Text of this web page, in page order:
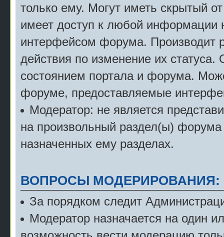
только ему. Могут иметь скрытый
имеет доступ к любой информации
интерфейсом форума. Производит
действия по изменение их
состоянием портала и форума.
форуме, предоставляемые
Модератор: не является
на произвольный раздел(ы) форума
назначенных ему разделах.
ВОПРОСЫ МОДЕРИРОВАНИЯ:
За порядком следит
Модератор назначается на один